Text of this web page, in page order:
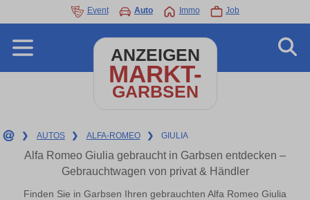
Event Auto Immo Job
ANZEIGEN
MARKT-
GARBSEN
❯ AUTOS ❯ ALFA-ROMEO ❯ GIULIA
Alfa Romeo Giulia gebraucht in Garbsen entdecken –
Gebrauchtwagen von privat & Händler
Finden Sie in Garbsen Ihren gebrauchten Alfa Romeo Giulia